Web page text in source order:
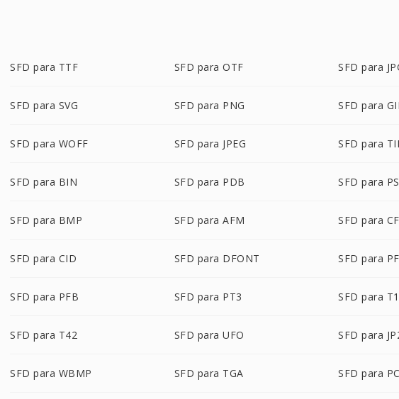
SFD para TTF SFD para OTF SFD para
SFD para SVG SFD para PNG SFD para
SFD para WOFF SFD para JPEG SFD para
SFD para BIN SFD para PDB SFD para PS
SFD para BMP SFD para AFM SFD para
SFD para CID SFD para DFONT SFD para
SFD para PFB SFD para PT3 SFD para
SFD para T42 SFD para UFO SFD para
SFD para WBMP SFD para TGA SFD para